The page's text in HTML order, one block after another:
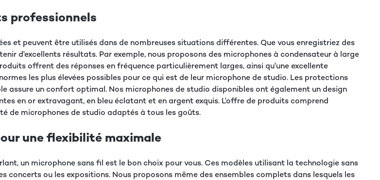
professionnels
et peuvent être utilisés dans de nombreuses situations différentes. Que vous enregistriez des
d'excellents résultats. Par exemple, nous proposons des microphones à condensateur à large
offrent des réponses en fréquence particulièrement larges, ainsi qu'une excellente
les plus élevées possibles pour ce qui est de leur microphone de studio. Les protections
un confort optimal. Nos microphones de studio disponibles ont également un design
en or extravagant, en bleu éclatant et en argent exquis. L'offre de produits comprend
de microphones de studio adaptés à tous les goûts.
une flexibilité maximale
un microphone sans fil est le bon choix pour vous. Ces modèles utilisant la technologie sans
ou les expositions. Nous proposons même des ensembles complets dans lesquels les